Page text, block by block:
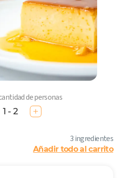
de personas
1 - 2
3 ingredientes
Añadir todo al carrito